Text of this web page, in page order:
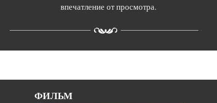
впечатление от просмотра.
ФИЛЬМ